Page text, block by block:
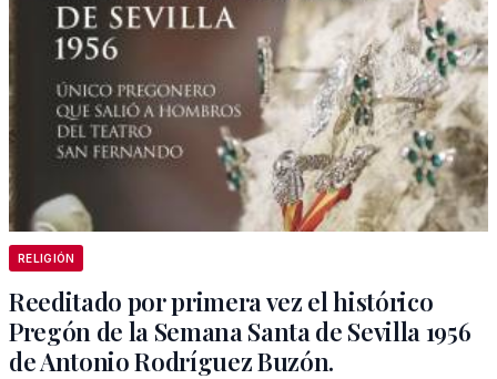
RELIGIÓN
Reeditado por primera vez el histórico
Pregón de la Semana Santa de Sevilla 1956
de Antonio Rodríguez Buzón.